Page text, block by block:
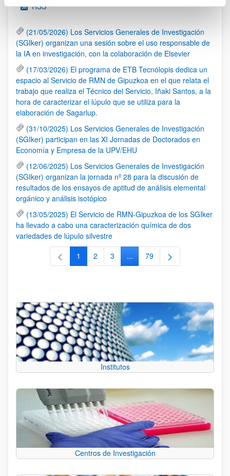
RSS
(21/05/2026) Los Servicios Generales de Investigación
(SGIker) organizan una sesión sobre el uso responsable de
la IA en investigación, con la colaboración de Elsevier
(17/03/2026) El programa de ETB Tecnólopis dedica un
espacio al Servicio de RMN de Gipuzkoa en el que relata el
trabajo que realiza el Técnico del Servicio, Iñaki Santos, a la
hora de caracterizar el lúpulo que se utiliza para la
elaboración de Sagarlup.
(31/10/2025) Los Servicios Generales de Investigación
(SGIker) participan en las XI Jornadas de Doctorados en
Economía y Empresa de la UPV/EHU
(12/06/2025) Los Servicios Generales de Investigación
(SGIker) organizan la jornada nº 28 para la discusión de
resultados de los ensayos de aptitud de análisis elemental
orgánico y análisis isotópico
(13/05/2025) El Servicio de RMN-Gipuzkoa de los SGIker
ha llevado a cabo una caracterización química de dos
variedades de lúpulo silvestre
Página
1 Página
2 Página
3 ...Páginas intermedias Use TAB
Página
79
Institutos
Centros de Investigación